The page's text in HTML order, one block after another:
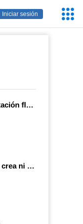
Iniciar sesión
"Coheté": ¡Levitación flamígera!
La energía ni se crea ni se destruye... ¡se experimenta! El Tierno en la Feria Madrid es Ciencia 2026